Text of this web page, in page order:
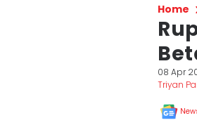
Home
08 Apr
Triyan